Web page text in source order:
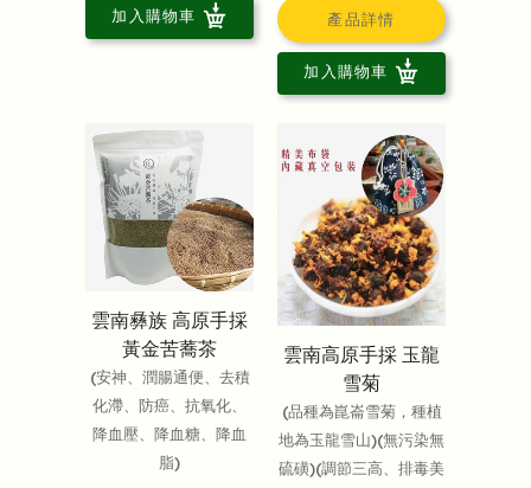
加入購物車 產品詳情
加入購物車
雲南彝族 高原手採
黃金苦蕎茶
(安神、潤腸通便、去積
化滯、防癌、抗氧化、
降血壓、降血糖、降血
脂)
雲南高原手採 玉龍
雪菊
(品種為崑崙雪菊，種植
地為玉龍雪山)(無污染無
硫磺)(調節三高、排毒美